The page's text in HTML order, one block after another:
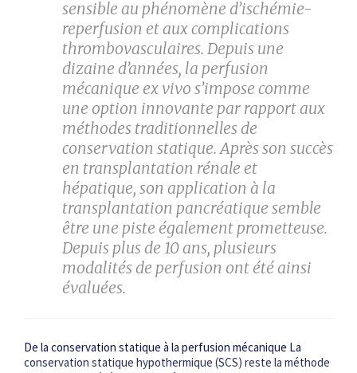
sensible au phénomène d’ischémie-
reperfusion et aux complications
thrombovasculaires. Depuis une
dizaine d’années, la perfusion
mécanique ex vivo s’impose comme
une option innovante par rapport aux
méthodes traditionnelles de
conservation statique. Après son succès
en transplantation rénale et
hépatique, son application à la
transplantation pancréatique semble
être une piste également prometteuse.
Depuis plus de 10 ans, plusieurs
modalités de perfusion ont été ainsi
évaluées.
De la conservation statique à la perfusion mécanique La
conservation statique hypothermique (SCS) reste la méthode